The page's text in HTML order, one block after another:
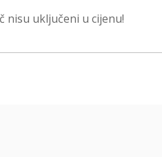
nisu uključeni u cijenu!